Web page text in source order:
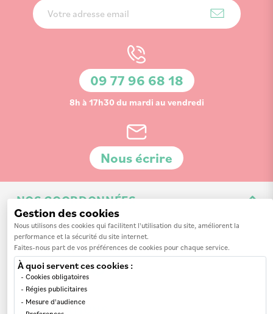
Inscription
à
09 77 96 68 18
8h à 17h30 du mardi au vendredi
Nous écrire
NOS COORDONNÉES
3 Av. de la 3ème Division d'Infanterie Britannique
14200 Hérouville-Saint-Clair
INFORMATIONS
Gestion des cookies
Nous utilisons des cookies qui facilitent l'utilisation du site, améliorent la
performance et la sécurité du site internet.
Faites-nous part de vos préférences de cookies pour chaque service.
À quoi servent ces cookies :
Cookies obligatoires
Régies publicitaires
Mesure d'audience